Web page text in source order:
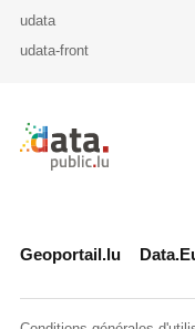
udata
udata-front
Retour à l'accueil
Geoportail.lu